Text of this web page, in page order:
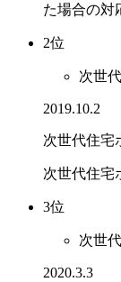
た場合の対
2位
次世
2019.10.2
次世代住宅
次世代住宅
3位
次世
2020.3.3